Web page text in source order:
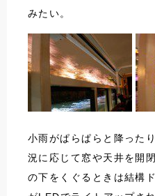
みたい。
小雨がぱらぱらと降った
況に応じて窓や天井を開
の下をくぐるときは結構